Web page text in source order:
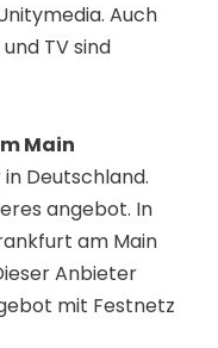
Auch
TV sind
Main
Deutschland.
angebot. In
am Main
Anbieter
mit Festnetz